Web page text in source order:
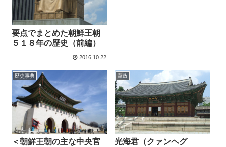
要点でまとめた朝鮮王朝
５１８年の歴史（前編）
2016.10.22
歴史事典
＜朝鮮王朝の主な中央官
華政
光海君（クァンヘグ